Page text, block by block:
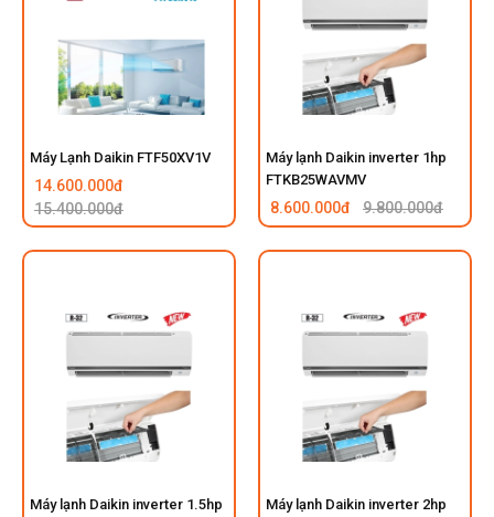
Máy Lạnh Daikin FTF50XV1V
14.600.000đ
15.400.000đ
Máy lạnh Daikin inverter 1hp
FTKB25WAVMV
8.600.000đ 9.800.000đ
Máy lạnh Daikin inverter 1.5hp
Máy lạnh Daikin inverter 2hp